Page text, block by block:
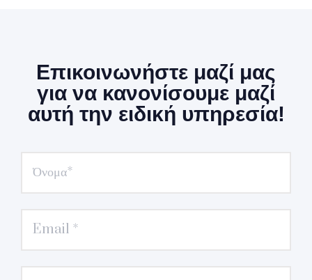
Επικοινωνήστε μαζί μας
για να κανονίσουμε μαζί
αυτή την ειδική υπηρεσία!